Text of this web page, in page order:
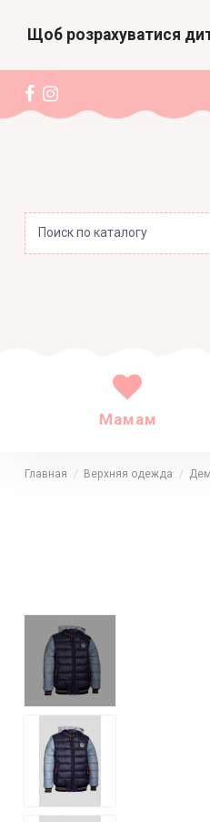
Щоб розрахуватися
Мамам
Главная Верхняя одежда